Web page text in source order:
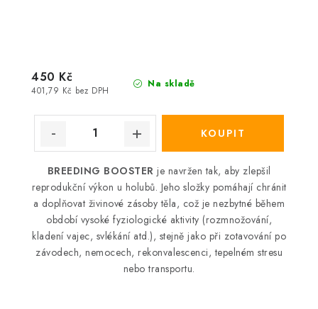
Na skladě
401,79 Kč bez DPH
450 Kč
BREEDING BOOSTER je navržen tak, aby zlepšil
reprodukční výkon u holubů. Jeho složky pomáhají chránit
a doplňovat živinové zásoby těla, což je nezbytné během
období vysoké fyziologické aktivity (rozmnožování,
kladení vajec, svlékání atd.), stejně jako při zotavování po
závodech, nemocech, rekonvalescenci, tepelném stresu
nebo transportu.